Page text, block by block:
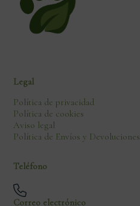
Legal
Política de privacidad
Política de cookies
Aviso legal
Política de Envíos y Devoluciones
Teléfono
Correo electrónico